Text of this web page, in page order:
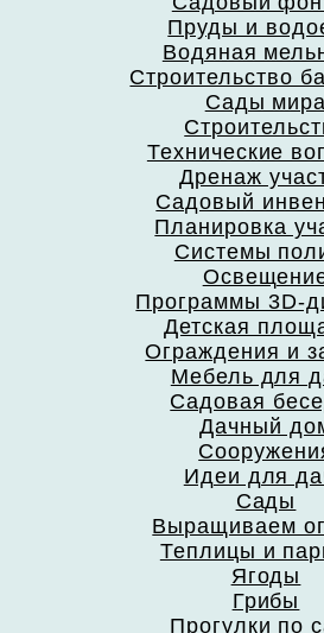
Пруды и
Водяная
Строительство
Сады мира
Технические
Дренаж
Садовый
Планировка
Системы
Программы 3D-
Детская
Ограждения и
Мебель для
Садовая
Дачный
Идеи для
Сады
Выращиваем
Теплицы и
Ягоды
Грибы
Прогулки по